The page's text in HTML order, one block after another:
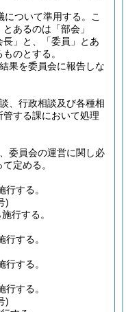
ついて準用する。
こ
あるのは「部会」
」と、「委員」とあ
のとする。
果を委員会に報告しな
、行政相談及び各種相
する課において処理
委員会の運営に関し必
定める。
する。
)
行する。
する。
する。
する。
)